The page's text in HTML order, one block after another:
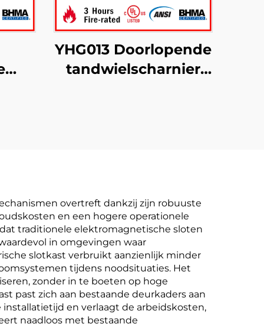
YHG013 Doorlopende
tandwielscharnier
overtreft dankzij zijn robuuste
en een hogere operationele
traditionele elektromagnetische sloten
in omgevingen waar
slotkast verbruikt aanzienlijk minder
tijdens noodsituaties. Het
zonder in te boeten op hoge
past zich aan bestaande deurkaders aan
en verlaagt de arbeidskosten,
naadloos met bestaande